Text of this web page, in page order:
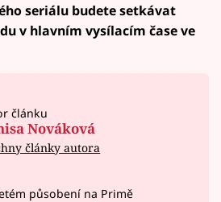
seriálu budete setkávat
v hlavním vysílacím čase ve
článku
Nováková
články autora
působení na Primě